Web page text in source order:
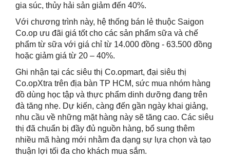
gia súc, thủy hải sản giảm đến 40%.
Với chương trình này, hệ thống bán lẻ thuộc Saigon
Co.op ưu đãi giá tốt cho các sản phẩm sữa và chế
phẩm từ sữa với giá chỉ từ 14.000 đồng - 63.500 đồng
hoặc giảm giá từ 20 – 40%.
Ghi nhận tại các siêu thị Co.opmart, đại siêu thị
Co.opXtra trên địa bàn TP HCM, sức mua nhóm hàng
đồ dùng học tập và thực phẩm dinh dưỡng đang trên
đà tăng nhẹ. Dự kiến, càng đến gần ngày khai giảng,
nhu cầu về những mặt hàng này sẽ tăng cao. Các siêu
thị đã chuẩn bị đầy đủ nguồn hàng, bổ sung thêm
nhiều mã hàng mới nhằm đa dạng sự lựa chọn và tạo
thuận lợi tối đa cho khách mua sắm.